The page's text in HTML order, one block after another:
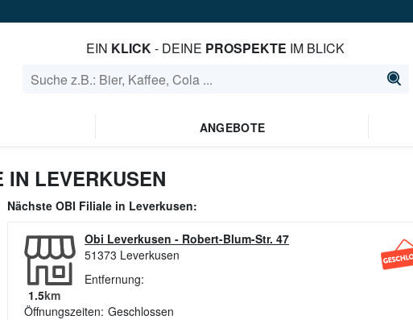
EIN KLICK- DEINE PROSPEKTE IM BLICK
ANGEBOTE
LEVERKUSEN
Nächste OBI Filiale in Leverkusen:
Obi Leverkusen - Robert-Blum-Str. 47
51373 Leverkusen
Entfernung:
1.5km
Öffnungszeiten: Geschlossen